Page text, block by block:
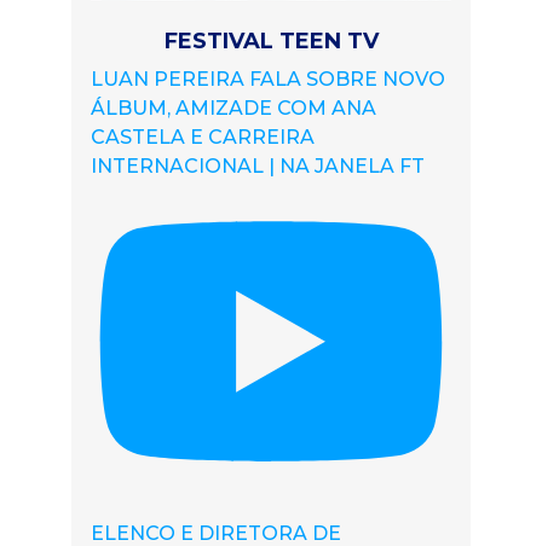
FESTIVAL TEEN TV
LUAN PEREIRA FALA SOBRE NOVO
ÁLBUM, AMIZADE COM ANA
CASTELA E CARREIRA
INTERNACIONAL | NA JANELA FT
ELENCO E DIRETORA DE